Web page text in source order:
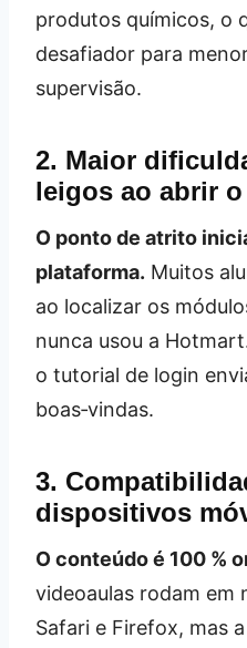
produtos químicos, o
desafiador para
supervisão.
2. Maior
leigos ao abrir
O ponto de atrito
plataforma. Muitos
ao localizar os
nunca usou a
o tutorial de login
boas‑vindas.
3.
dispositivos
O conteúdo é 100 %
videoaulas rodam em
Safari e Firefox, mas